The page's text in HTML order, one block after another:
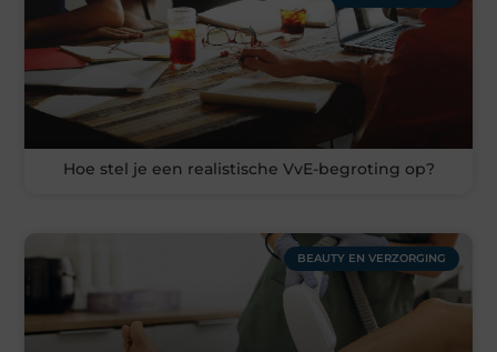
Hoe stel je een realistische VvE-begroting op?
BEAUTY EN VERZORGING